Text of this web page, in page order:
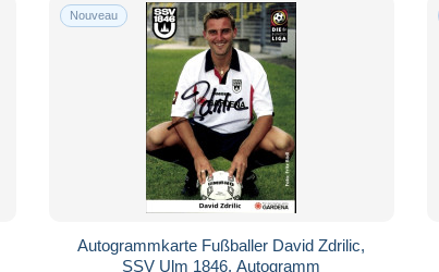
Nouveau
Autogrammkarte Fußballer David Zdrilic,
SSV Ulm 1846, Autogramm